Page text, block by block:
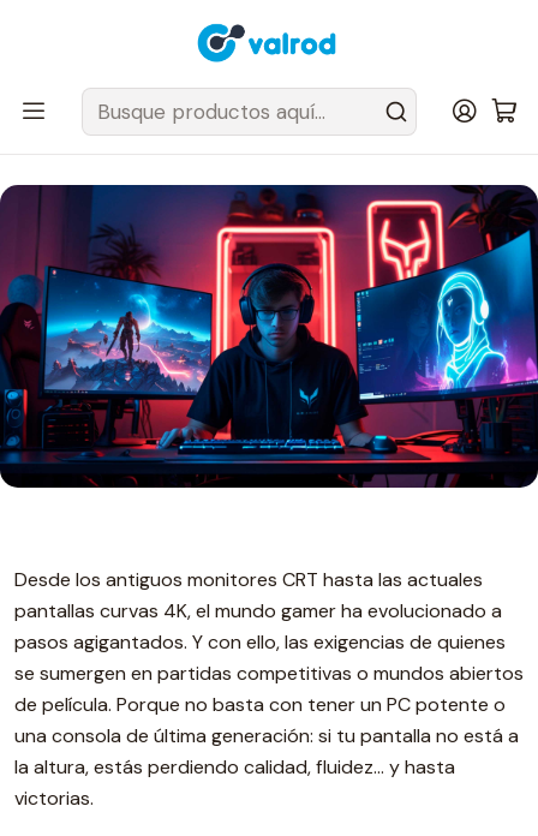
Despacho Gratis en tus sillas Cougar en el Gran Santiago
Inicio
Post
¿Qué monitor gaming comprar? Consejos para no perderte entre
tantos píxeles y pulgadas 🎮🖥️
Desde los antiguos monitores CRT hasta las actuales
pantallas curvas 4K, el mundo gamer ha evolucionado a
pasos agigantados. Y con ello, las exigencias de quienes
se sumergen en partidas competitivas o mundos abiertos
de película. Porque no basta con tener un PC potente o
una consola de última generación: si tu pantalla no está a
la altura, estás perdiendo calidad, fluidez… y hasta
victorias.